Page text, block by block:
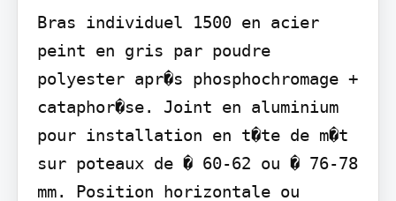
Bras individuel 1500 en acier
peint en gris par poudre
polyester apr�s phosphochromage +
cataphor�se. Joint en aluminium
pour installation en t�te de m�t
sur poteaux de � 60-62 ou � 76-78
mm. Position horizontale ou